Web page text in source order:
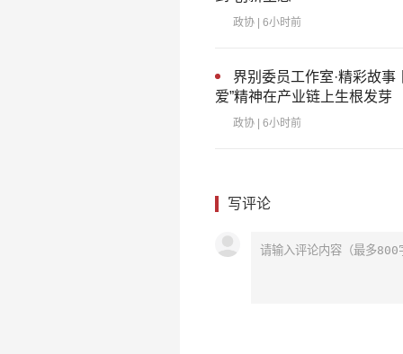
政协 | 6小时前
界别委员工作室·精彩故
爱”精神在产业链上生根发芽
政协 | 6小时前
写评论